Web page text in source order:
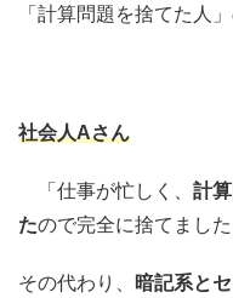
「計算問題を捨てた人
社会人Aさん
「仕事が忙しく、 計
たので完全に捨てました
その代わり、 暗記系と